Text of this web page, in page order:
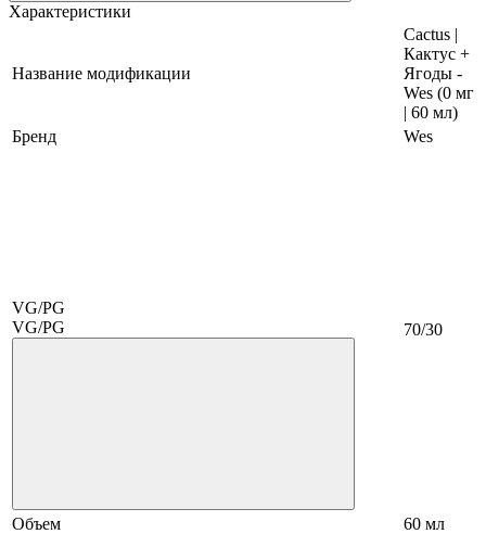
Характеристики
Название модификации
Cactus |
Кактус +
Ягоды -
Wes (0 мг
| 60 мл)
Бренд
Wes
VG/PG
VG/PG
70/30
Объем
60 мл